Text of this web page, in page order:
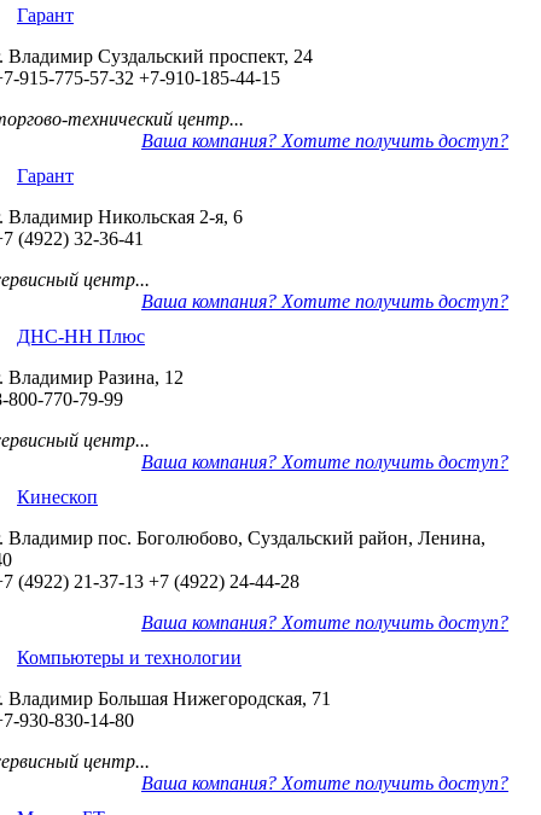
Гарант
Владимир Суздальский проспект, 24
915-775-57-32 +7-910-185-44-15
технический центр...
Ваша компания? Хотите получить доступ?
Гарант
Владимир Никольская 2-я, 6
(4922) 32-36-41
центр...
Ваша компания? Хотите получить доступ?
ДНС-НН Плюс
Владимир Разина, 12
800-770-79-99
центр...
Ваша компания? Хотите получить доступ?
Кинескоп
Владимир пос. Боголюбово, Суздальский район, Ленина,
(4922) 21-37-13 +7 (4922) 24-44-28
Ваша компания? Хотите получить доступ?
Компьютеры и технологии
Владимир Большая Нижегородская, 71
930-830-14-80
центр...
Ваша компания? Хотите получить доступ?